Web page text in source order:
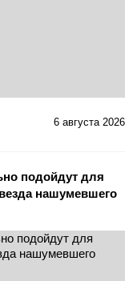
6 августа 2026
подойдут для
нашумевшего